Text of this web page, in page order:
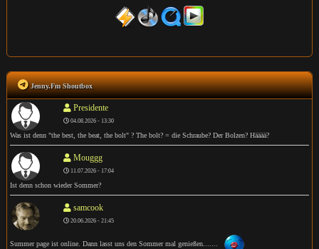
Jenny.Fm Shoutbox
Presidente
04.08.2026 - 13:30
Was ist denn "the best, the beat, the bolt" ? The bolt? = die Schraube? Der Bolzen? Hääää?
Mouggg
11.07.2026 - 17:04
Ist denn schon wieder Sommer?
samcook
20.06.2026 - 21:45
Summer page ist online. Dann lasst uns den Sommer mal genießen.......